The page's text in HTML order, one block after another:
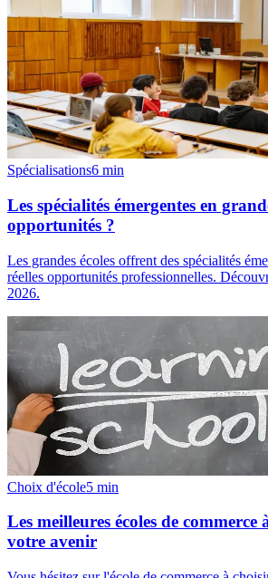
Spécialisations6 min
Les spécialités émergentes en
opportunités ?
Les grandes écoles offrent des spécialités
réelles opportunités professionnelles.
2026.
Choix d'école5 min
Les meilleures écoles de
votre avenir